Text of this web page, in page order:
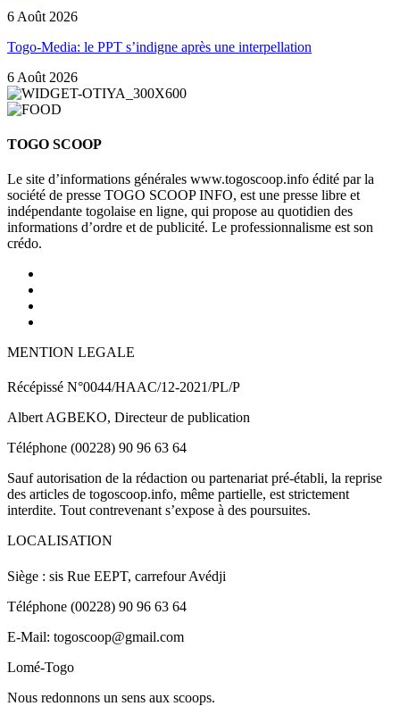
6 Août 2026
Togo-Media: le PPT s’indigne après une interpellation
6 Août 2026
TOGO SCOOP
Le site d’informations générales www.togoscoop.info édité par la
société de presse TOGO SCOOP INFO, est une presse libre et
indépendante togolaise en ligne, qui propose au quotidien des
informations d’ordre et de publicité. Le professionnalisme est son
crédo.
MENTION LEGALE
Récépissé N°0044/HAAC/12-2021/PL/P
Albert AGBEKO, Directeur de publication
Téléphone (00228) 90 96 63 64
Sauf autorisation de la rédaction ou partenariat pré-établi, la reprise
des articles de togoscoop.info, même partielle, est strictement
interdite. Tout contrevenant s’expose à des poursuites.
LOCALISATION
Siège : sis Rue EEPT, carrefour Avédji
Téléphone (00228) 90 96 63 64
E-Mail: togoscoop@gmail.com
Lomé-Togo
Nous redonnons un sens aux scoops.